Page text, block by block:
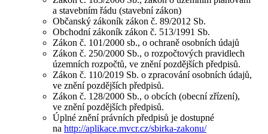
a stavebním řádu (stavební zákon)
Občanský zákoník zákon č. 89/2012 Sb.
Obchodní zákoník zákon č. 513/1991 Sb.
Zákon č. 101/2000 sb., o ochraně osobních údajů
Zákon č. 250/2000 Sb., o rozpočtových pravidlech
územních rozpočtů, ve znění pozdějších předpisů.
Zákon č. 110/2019 Sb. o zpracování osobních údajů,
ve znění pozdějších předpisů.
Zákon č. 128/2000 Sb., o obcích (obecní zřízení),
ve znění pozdějších předpisů.
Úplné znění právních předpisů je dostupné
na http://aplikace.mvcr.cz/sbirka-zakonu/